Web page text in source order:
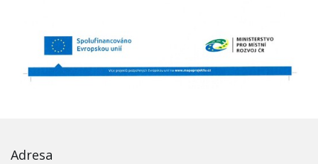
Adresa